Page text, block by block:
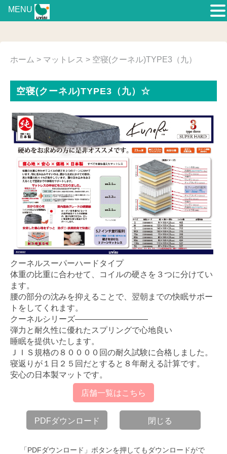
ホーム > マットレス > 空寝(クーネル)TYPE3（九）
空寝(クーネル)TYPE3（九）☆
クーネルスーパーハードタイプ
体重の比重に合わせて、コイルの硬さを３つに分けてい
ます。
腰の部分の沈みを抑えることで、翌朝までの快眠サポー
トをしてくれます。
クーネルシリーズ—————————
弾力と耐久性に優れたスプリングで心地良い
睡眠を提供いたします。
ＪＩＳ規格の８００００回の耐久試験に合格しました。
寝返りが１日２５回だとすると８年耐える計算です。
安心の日本製マットです。
店舗一覧はこちら
PDFダウンロード 閉じる
「PDFダウンロード」ボタンを押してもダウンロードがで
MENU